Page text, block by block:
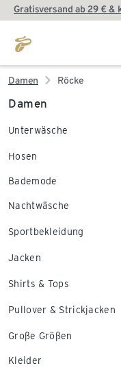
Gratisversand ab 29 € &
Damen Röcke
Damen
Unterwäsche
Hosen
Bademode
Nachtwäsche
Sportbekleidung
Jacken
Shirts & Tops
Pullover & Strickjacken
Große Größen
Kleider